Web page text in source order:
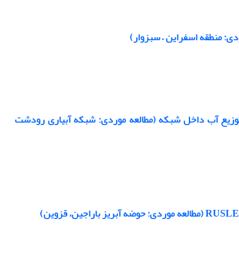
منطقه اسفراین – سبزوار)
آب داخل شبکه (مطالعه موردی: شبکه آبیاری رودشت